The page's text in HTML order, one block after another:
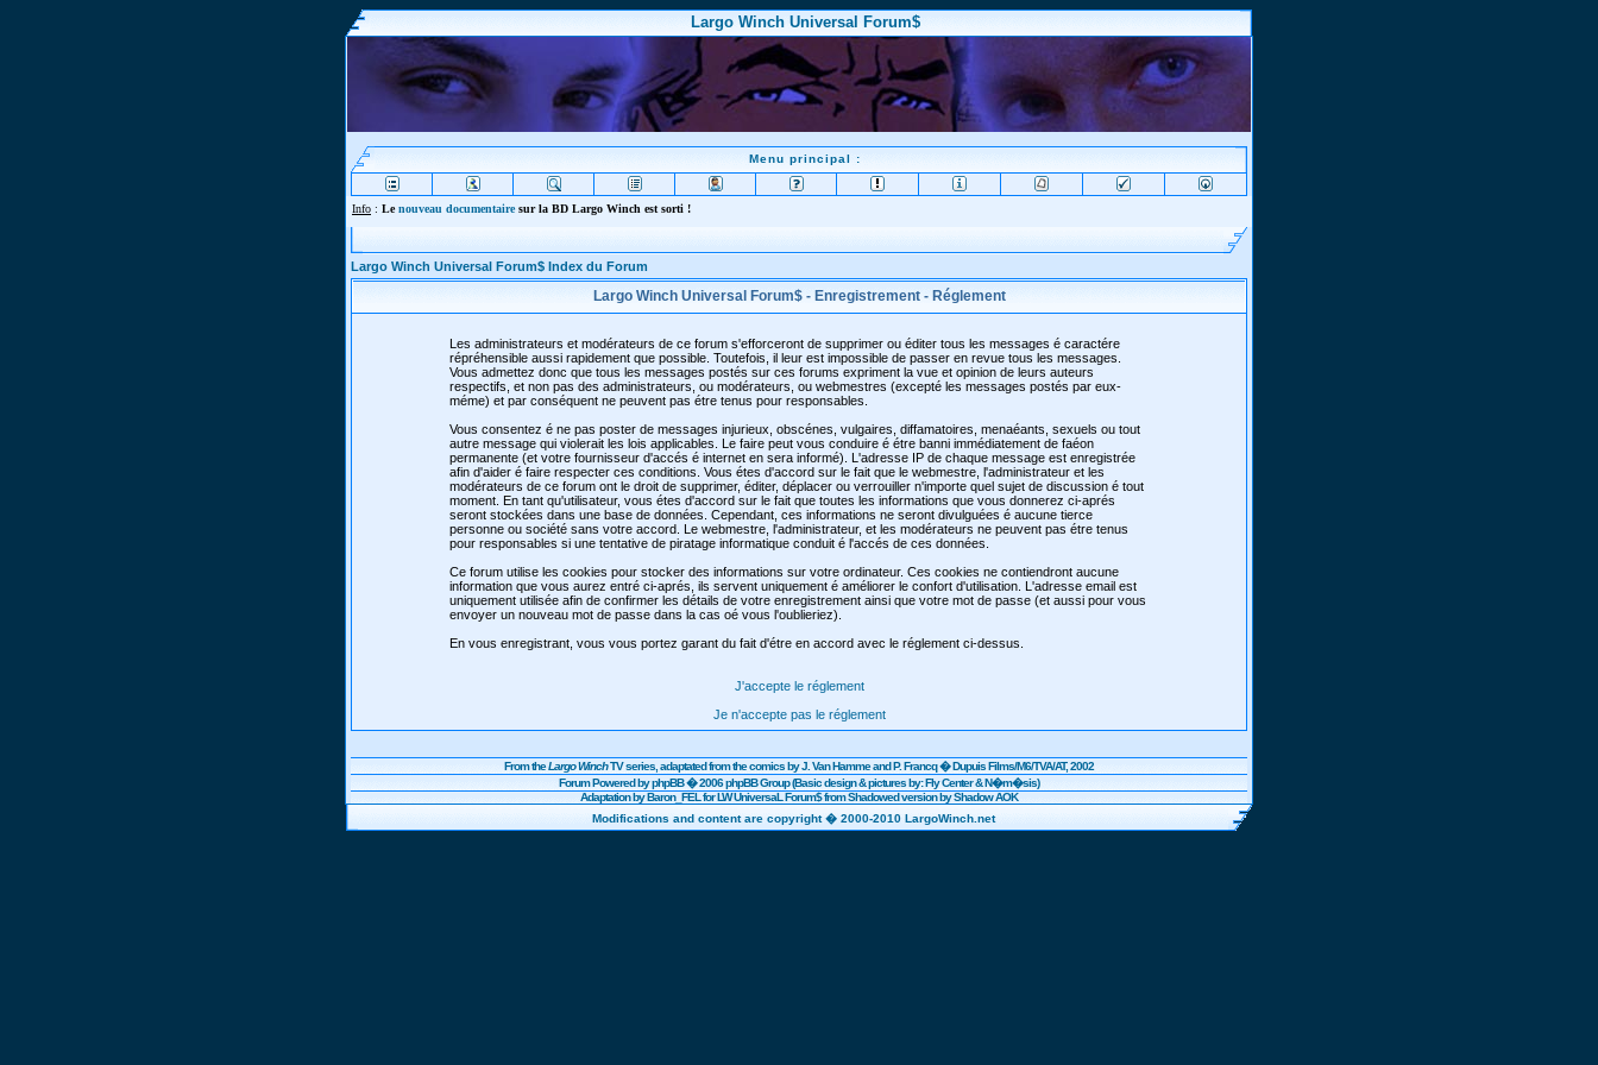
Largo Winch Universal Forum$
Menu principal :
Info : Lenouveau documentairesur la BD Largo Winch est sorti !
Largo Winch Universal Forum$ Index du Forum
Largo Winch Universal Forum$ - Enregistrement - Réglement
Les administrateurs et modérateurs de ce forum s'efforceront de supprimer ou éditer tous les messages é caractére
répréhensible aussi rapidement que possible. Toutefois, il leur est impossible de passer en revue tous les messages.
Vous admettez donc que tous les messages postés sur ces forums expriment la vue et opinion de leurs auteurs
respectifs, et non pas des administrateurs, ou modérateurs, ou webmestres (excepté les messages postés par eux-
méme) et par conséquent ne peuvent pas étre tenus pour responsables.
Vous consentez é ne pas poster de messages injurieux, obscénes, vulgaires, diffamatoires, menaéants, sexuels ou tout
autre message qui violerait les lois applicables. Le faire peut vous conduire é étre banni immédiatement de faéon
permanente (et votre fournisseur d'accés é internet en sera informé). L'adresse IP de chaque message est enregistrée
afin d'aider é faire respecter ces conditions. Vous étes d'accord sur le fait que le webmestre, l'administrateur et les
modérateurs de ce forum ont le droit de supprimer, éditer, déplacer ou verrouiller n'importe quel sujet de discussion é tout
moment. En tant qu'utilisateur, vous étes d'accord sur le fait que toutes les informations que vous donnerez ci-aprés
seront stockées dans une base de données. Cependant, ces informations ne seront divulguées é aucune tierce
personne ou société sans votre accord. Le webmestre, l'administrateur, et les modérateurs ne peuvent pas étre tenus
pour responsables si une tentative de piratage informatique conduit é l'accés de ces données.
Ce forum utilise les cookies pour stocker des informations sur votre ordinateur. Ces cookies ne contiendront aucune
information que vous aurez entré ci-aprés, ils servent uniquement é améliorer le confort d'utilisation. L'adresse email est
uniquement utilisée afin de confirmer les détails de votre enregistrement ainsi que votre mot de passe (et aussi pour vous
envoyer un nouveau mot de passe dans la cas oé vous l'oublieriez).
En vous enregistrant, vous vous portez garant du fait d'étre en accord avec le réglement ci-dessus.
J'accepte le réglement
Je n'accepte pas le réglement
From theLargo WinchTV series, adaptated from the comics by J. Van Hamme and P. Francq �DupuisFilms/M6/TVA/AT, 2002
Forum Powered byphpBB� 2006 phpBB Group (Basic design & pictures by: Fly Center & N�m�sis)
Adaptation by Baron_FEL for LW UniversaL Forum$ from Shadowed version by Shadow AOK
Modifications and content are copyright � 2000-2010 LargoWinch.net